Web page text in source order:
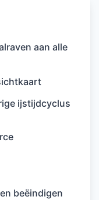
aan alle
ijstijdcyclus
beëindigen